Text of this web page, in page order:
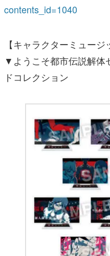
contents_id=1040
【キャラクターミュージ
▼ようこそ都市伝説解体
ドコレクション